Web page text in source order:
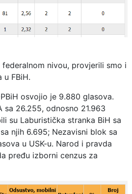
nivou, provjerili smo i
FBiH.
osvojio je 9.880 glasova.
sa 26.255, odnosno 21.963
su Laburistička stranka BiH sa
njih 6.695; Nezavisni blok sa
u USK-u. Narod i pravda
pređu izborni cenzus za